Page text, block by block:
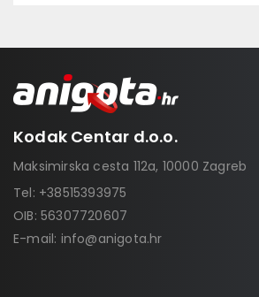
Kodak Centar d.o.o.
Maksimirska cesta 112a, 10000 Zagreb
Tel: +38515393975
OIB: 56307720607
E-mail: info@anigota.hr